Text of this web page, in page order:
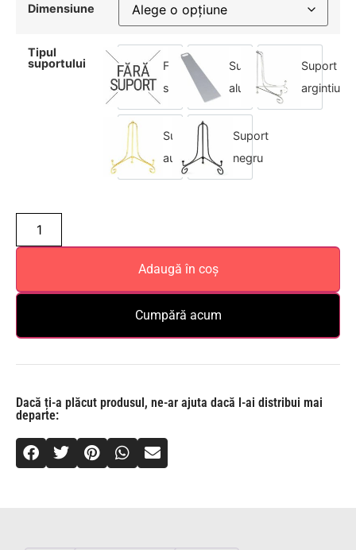
Dimensiune
Tipul
suportului
Fără
suport
Suport
aluminiu
Suport
argintiu
Suport
auriu
Suport
negru
Adaugă în coș
Cumpără acum
Dacă ți-a plăcut produsul, ne-ar ajuta dacă l-ai distribui mai
departe: